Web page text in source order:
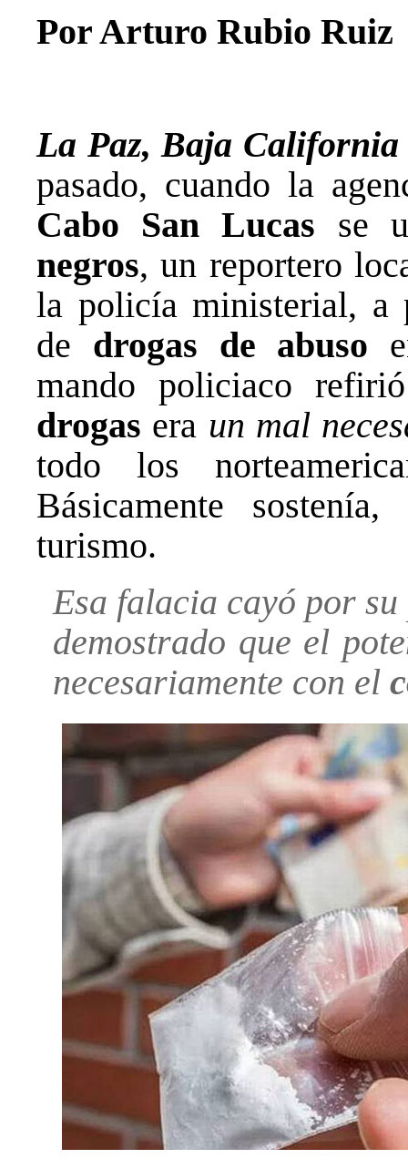
Por Arturo Rubio Ruiz
La Paz, Baja
pasado, cuando la
Cabo San Lucas se
negros, un reportero
la policía ministerial, a
de drogas de abuso
mando policiaco
drogas era un mal
todo los
Básicamente
turismo.
Esa falacia cayó por
demostrado que el
necesariamente con el